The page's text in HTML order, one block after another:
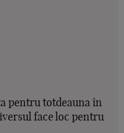
pentru totdeauna în
face loc pentru